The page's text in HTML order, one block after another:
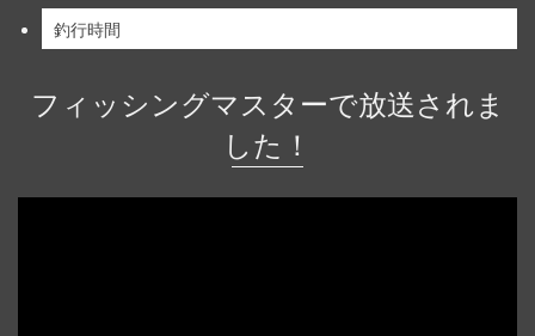
釣行時間
フィッシングマスターで放送されま
した！